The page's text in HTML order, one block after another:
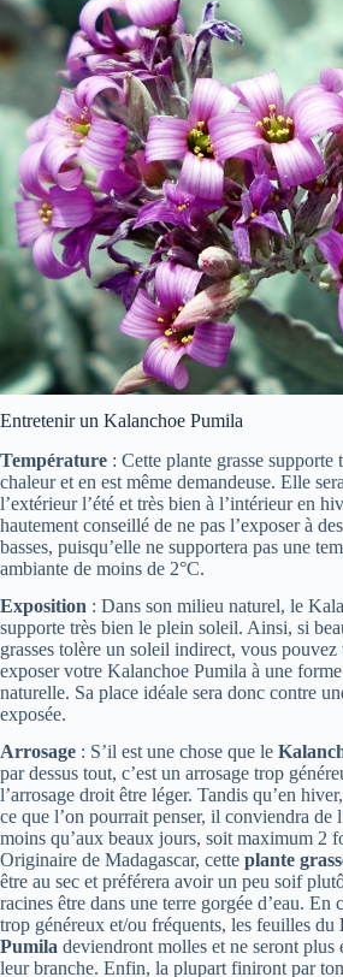
Entretenir un Kalanchoe Pumila
Température : Cette plante grasse supporte
chaleur et en est même demandeuse. Elle
l’extérieur l’été et très bien à l’intérieur en
hautement conseillé de ne pas l’exposer à
basses, puisqu’elle ne supportera pas une
ambiante de moins de 2°C.
Exposition : Dans son milieu naturel, le
supporte très bien le plein soleil. Ainsi, si
grasses tolère un soleil indirect, vous
exposer votre Kalanchoe Pumila à une
naturelle. Sa place idéale sera donc contre
exposée.
Arrosage : S’il est une chose que le
par dessus tout, c’est un arrosage trop
l’arrosage droit être léger. Tandis qu’en
ce que l’on pourrait penser, il conviendra de
moins qu’aux beaux jours, soit maximum 2
Originaire de Madagascar, cette plante
être au sec et préférera avoir un peu soif
racines être dans une terre gorgée d’eau. En
trop généreux et/ou fréquents, les feuilles du
Pumila deviendront molles et ne seront plus
leur branche. Enfin, la plupart finiront par